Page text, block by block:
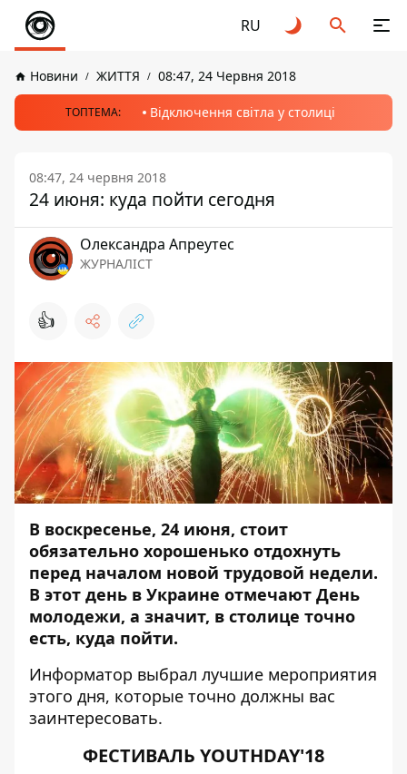
RU
Новини ЖИТТЯ 08:47, 24 Червня 2018
ТОПТЕМА: Відключення світла у столиці
08:47, 24 червня 2018
24 июня: куда пойти сегодня
Олександра Апреутес
ЖУРНАЛІСТ
👍
В воскресенье, 24 июня, стоит
обязательно хорошенько отдохнуть
перед началом новой трудовой недели.
В этот день в Украине отмечают День
молодежи, а значит, в столице точно
есть, куда пойти.
Информатор выбрал лучшие мероприятия
этого дня, которые точно должны вас
заинтересовать.
ФЕСТИВАЛЬ YOUTHDAY'18